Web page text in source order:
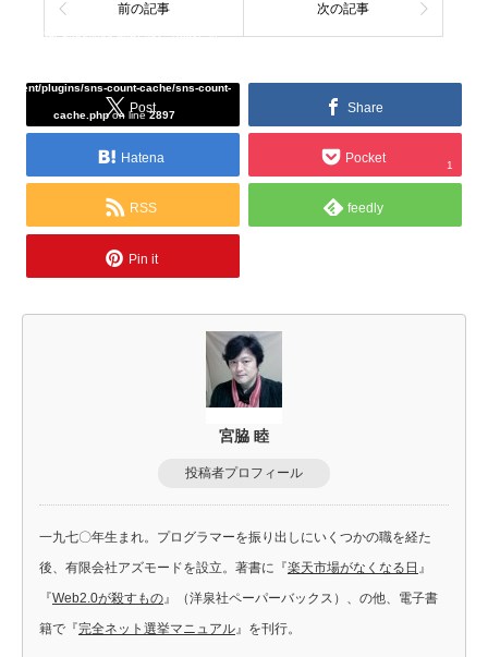
前の記事 次の記事
Post
Warning: Undefined array key "Twitter" in
plugins/sns-count-cache/sns-count-
cache.phpon line2897 Share
Hatena Pocket 1
RSS feedly
Pin it
宮脇 睦
投稿者プロフィール
一九七〇年生まれ。プログラマーを振り出しにいくつかの職を経た
後、有限会社アズモードを設立。著書に『楽天市場がなくなる日 』
『Web2.0が殺すもの 』（洋泉社ペーパーバックス）、の他、電子書
籍で『完全ネット選挙マニュアル 』を刊行。